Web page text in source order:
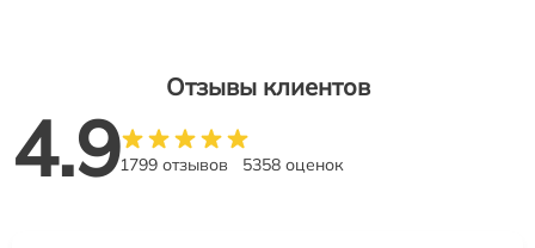
Отзывы клиентов
4.91799 отзывов 5358 оценок